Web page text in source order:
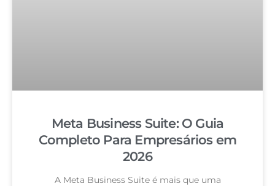
Meta Business Suite: O Guia
Completo Para Empresários em
2026
A Meta Business Suite é mais que uma